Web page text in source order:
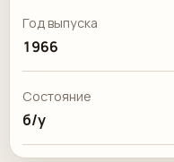
Год выпуска
1966
Состояние
б/у